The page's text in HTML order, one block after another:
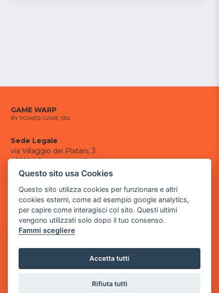
GAME WARP
BY POWER GAME SRL
Sede Legale
via Villaggio dei Platani, 3
- 25014 Castenedolo, Brescia
Sede Operativa
via Industriale, 2 - 25082 Botticino, BS
Partita iva 03308130982
Cod. SDI: USAL8PV
CONTATTI
e-mail:info@powergame.it
tel.: +39 030 336 6259
Questo sito usa Cookies
Questo sito utilizza cookies per funzionare e altri
cookies esterni, come ad esempio google analytics,
per capire come interagisci col sito. Questi ultimi
vengono utilizzati solo dopo il tuo consenso.
Fammi scegliere
Accetta tutti
Rifiuta tutti